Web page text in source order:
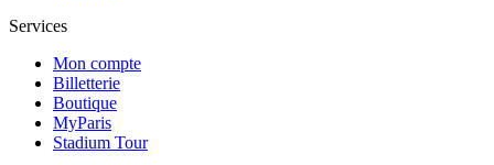
Services
Mon compte
Billetterie
Boutique
MyParis
Stadium Tour